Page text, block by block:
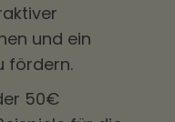
und ein
fördern.
50€